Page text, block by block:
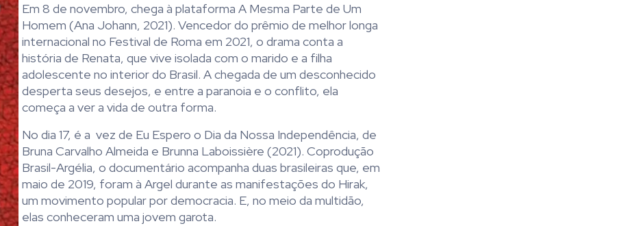
Em 8 de novembro, chega à plataforma A Mesma Parte de Um
Homem (Ana Johann, 2021). Vencedor do prêmio de melhor longa
internacional no Festival de Roma em 2021, o drama conta a
história de Renata, que vive isolada com o marido e a filha
adolescente no interior do Brasil. A chegada de um desconhecido
desperta seus desejos, e entre a paranoia e o conflito, ela
começa a ver a vida de outra forma.
No dia 17, é a vez de Eu Espero o Dia da Nossa Independência, de
Bruna Carvalho Almeida e Brunna Laboissière (2021). Coprodução
Brasil-Argélia, o documentário acompanha duas brasileiras que, em
maio de 2019, foram à Argel durante as manifestações do Hirak,
um movimento popular por democracia. E, no meio da multidão,
elas conheceram uma jovem garota.